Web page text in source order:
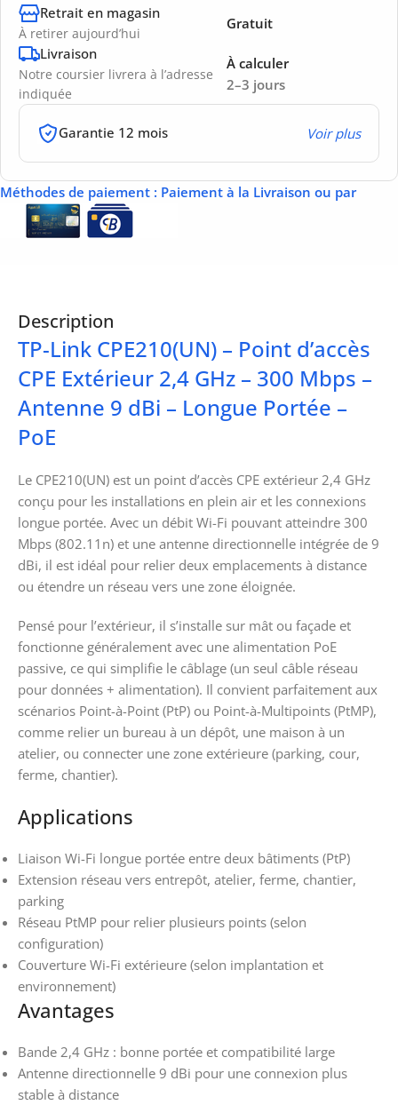
Retrait en magasin
À retirer aujourd’hui
Gratuit
Livraison
Notre coursier livrera à l’adresse
indiquée
2–3 jours
À calculer
Garantie 12 mois Voir plus
Méthodes de paiement : Paiement à la Livraison ou par
Description
TP-Link CPE210(UN) – Point d’accès
CPE Extérieur 2,4 GHz – 300 Mbps –
Antenne 9 dBi – Longue Portée –
PoE
Le CPE210(UN) est un point d’accès CPE extérieur 2,4 GHz
conçu pour les installations en plein air et les connexions
longue portée. Avec un débit Wi-Fi pouvant atteindre 300
Mbps (802.11n) et une antenne directionnelle intégrée de 9
dBi, il est idéal pour relier deux emplacements à distance
ou étendre un réseau vers une zone éloignée.
Pensé pour l’extérieur, il s’installe sur mât ou façade et
fonctionne généralement avec une alimentation PoE
passive, ce qui simplifie le câblage (un seul câble réseau
pour données + alimentation). Il convient parfaitement aux
scénarios Point-à-Point (PtP) ou Point-à-Multipoints (PtMP),
comme relier un bureau à un dépôt, une maison à un
atelier, ou connecter une zone extérieure (parking, cour,
ferme, chantier).
Applications
Liaison Wi-Fi longue portée entre deux bâtiments (PtP)
Extension réseau vers entrepôt, atelier, ferme, chantier,
parking
Réseau PtMP pour relier plusieurs points (selon
configuration)
Couverture Wi-Fi extérieure (selon implantation et
environnement)
Avantages
Bande 2,4 GHz : bonne portée et compatibilité large
Antenne directionnelle 9 dBi pour une connexion plus
stable à distance